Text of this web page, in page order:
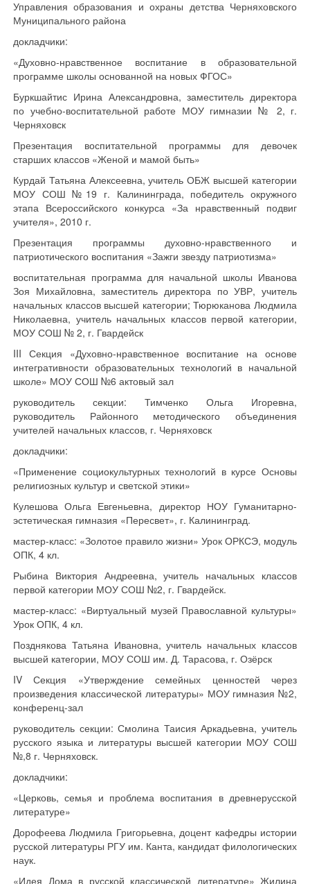
Управления образования и охраны детства Черняховского
Муниципального района
докладчики:
«Духовно-нравственное воспитание в образовательной
программе школы основанной на новых ФГОС»
Буркшайтис Ирина Александровна, заместитель директора
по учебно-воспитательной работе МОУ гимназии № 2, г.
Черняховск
Презентация воспитательной программы для девочек
старших классов «Женой и мамой быть»
Курдай Татьяна Алексеевна, учитель ОБЖ высшей категории
МОУ СОШ №19 г. Калининграда, победитель окружного
этапа Всероссийского конкурса «За нравственный подвиг
учителя», 2010 г.
Презентация программы духовно-нравственного и
патриотического воспитания «Зажги звезду патриотизма»
воспитательная программа для начальной школы Иванова
Зоя Михайловна, заместитель директора по УВР, учитель
начальных классов высшей категории; Тюрюканова Людмила
Николаевна, учитель начальных классов первой категории,
МОУ СОШ № 2, г. Гвардейск
III Секция «Духовно-нравственное воспитание на основе
интегративности образовательных технологий в начальной
школе» МОУ СОШ №6 актовый зал
руководитель секции: Тимченко Ольга Игоревна,
руководитель Районного методического объединения
учителей начальных классов, г. Черняховск
докладчики:
«Применение социокультурных технологий в курсе Основы
религиозных культур и светской этики»
Кулешова Ольга Евгеньевна, директор НОУ Гуманитарно-
эстетическая гимназия «Пересвет», г. Калининград.
мастер-класс: «Золотое правило жизни» Урок ОРКСЭ, модуль
ОПК, 4 кл.
Рыбина Виктория Андреевна, учитель начальных классов
первой категории МОУ СОШ №2, г. Гвардейск.
мастер-класс: «Виртуальный музей Православной культуры»
Урок ОПК, 4 кл.
Позднякова Татьяна Ивановна, учитель начальных классов
высшей категории, МОУ СОШ им. Д. Тарасова, г. Озёрск
IV Секция «Утверждение семейных ценностей через
произведения классической литературы» МОУ гимназия №2,
конференц-зал
руководитель секции: Смолина Таисия Аркадьевна, учитель
русского языка и литературы высшей категории МОУ СОШ
№,8 г. Черняховск.
докладчики:
«Церковь, семья и проблема воспитания в древнерусской
литературе»
Дорофеева Людмила Григорьевна, доцент кафедры истории
русской литературы РГУ им. Канта, кандидат филологических
наук.
«Идея Дома в русской классической литературе» Жилина